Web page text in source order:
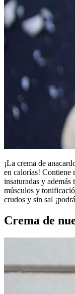
¡La crema de
en calorías! Contiene
insaturadas y
músculos y
crudos y sin sal
Crema de